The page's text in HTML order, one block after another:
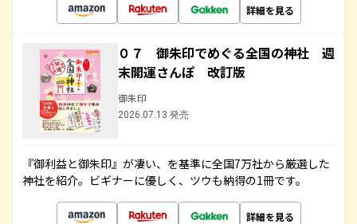
詳細を見る
０７ 御朱印でめぐる全国の神社 週
末開運さんぽ 改訂版
御朱印
2026.07.13 発売
『御利益と御朱印』が凄い、を基準に全国7万社から厳選した
神社を紹介。ビギナーに優しく、ツウも納得の1冊です。
詳細を見る